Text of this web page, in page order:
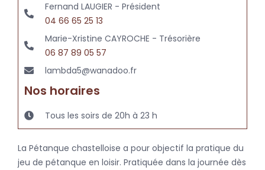
La Pétanque chastelloise a pour objectif la pratique du
jeu de pétanque en loisir. Pratiquée dans la journée dès
Fernand LAUGIER - Président
04 66 65 25 13
Marie-Xristine CAYROCHE - Trésorière
06 87 89 05 57
lambda5@wanadoo.fr
Nos horaires
Tous les soirs de 20h à 23 h